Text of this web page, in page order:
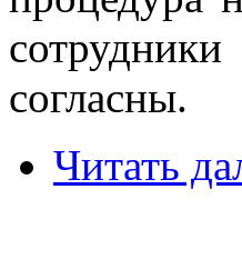
согласны.
Читать